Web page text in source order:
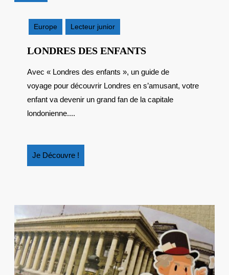
2017
Europe
Lecteur junior
LONDRES DES ENFANTSLONDRES
ENFANTS
Avec « Londres des enfants », un guide de
voyage pour découvrir Londres en s’amusant, votre
enfant va devenir un grand fan de la capitale
londonienne....
Je Découvre !
Découvre